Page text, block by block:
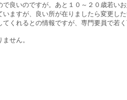
良いのですが。あと１０～２０歳若い
ますが、良い所が在りましたら変更した
くれるとの情報ですが、専門要員で若
せん。